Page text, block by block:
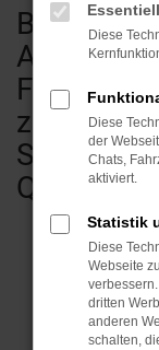
Bei uns
Auswahl
zum
Sofort
Qualität.
Fehler:
Beim Laden
Essentiell
Diese
Diese
der
Chats,
aktiviert.
Statistik
Diese
Webseite
dritten
anderen
schalten,